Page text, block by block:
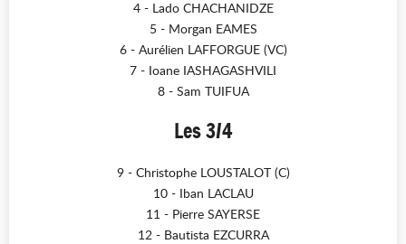
4 - Lado CHACHANIDZE
5 - Morgan EAMES
6 - Aurélien LAFFORGUE (VC)
7 - Ioane IASHAGASHVILI
8 - Sam TUIFUA
Les 3/4
9 - Christophe LOUSTALOT (C)
10 - Iban LACLAU
11 - Pierre SAYERSE
12 - Bautista EZCURRA